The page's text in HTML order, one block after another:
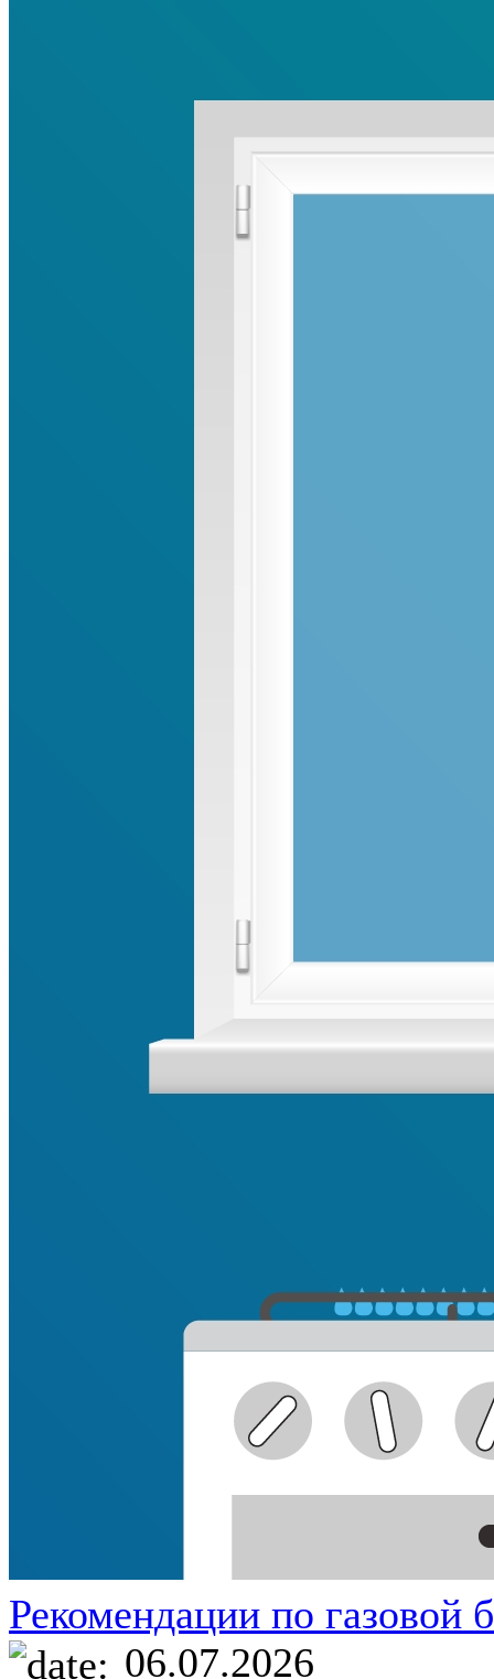
Рекомендации по газовой
06.07.2026